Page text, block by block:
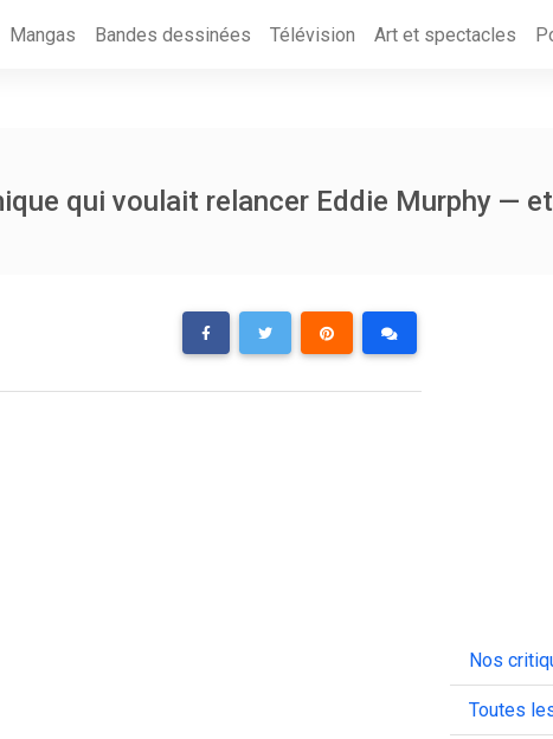
Mangas Bandes dessinées Télévision Art et spectacles
qui voulait relancer Eddie Murphy —
Nos
Toutes